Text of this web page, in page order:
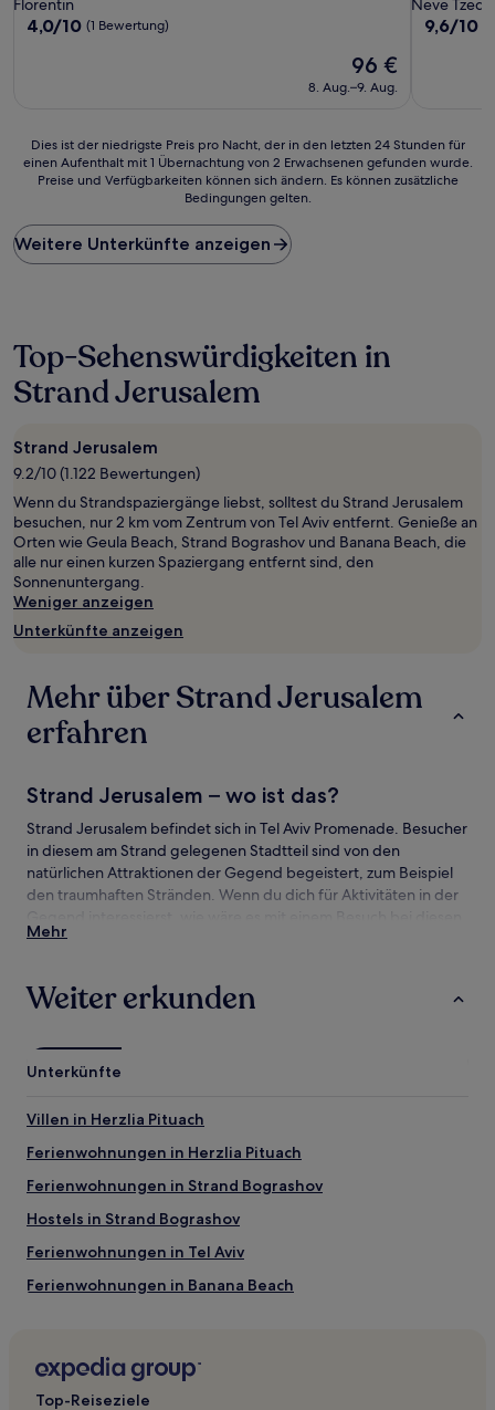
4.0
4,0/10 (1 Bewertung)
Der
Preis
beträgt
96 €
8. Aug.–9. Aug.
9.6
9,6/10
Dies
ist
Preis
pro
Nacht,
letzten
24 Stunden
für
einen
mit
1 Übernachtung
von
2 Erwachsenen
gefunden
wurde.
Preise
und
Verfügbarkeiten
können
sich
können
zusätzliche
Bedingungen
Dies ist der niedrigste Preis pro Nacht, der in den letzten 24 Stunden für
einen Aufenthalt mit 1 Übernachtung von 2 Erwachsenen gefunden wurde.
Preise und Verfügbarkeiten können sich ändern. Es können zusätzliche
Bedingungen gelten.
Weitere Unterkünfte anzeigen
Top-Sehenswürdigkeiten in
Strand Jerusalem
Strand Jerusalem
9.2/10 (1.122 Bewertungen)
Wenn du Strandspaziergänge liebst, solltest du Strand Jerusalem
besuchen, nur 2 km vom Zentrum von Tel Aviv entfernt. Genieße an
Orten wie Geula Beach, Strand Bograshov und Banana Beach, die
alle nur einen kurzen Spaziergang entfernt sind, den
Sonnenuntergang.
Weniger anzeigen
Unterkünfte anzeigen
Mehr über Strand Jerusalem
erfahren
Strand Jerusalem – wo ist das?
Strand Jerusalem befindet sich in Tel Aviv Promenade. Besucher
in diesem am Strand gelegenen Stadtteil sind von den
natürlichen Attraktionen der Gegend begeistert, zum Beispiel
den traumhaften Stränden. Wenn du dich für Aktivitäten in der
Attraktionen: Geula Beach und Strand Bograshov?
Sehenswürdigkeiten und Aktivitäten nahe
Strand Jerusalem
Sehenswürdigkeiten nahe Strand Jerusalem
Banana Beach
Frishman Beach
Dizengoff-Platz
Handwerksmesse von Nachlat Binyamin
Bauhaus-Zentrum Tel Aviv
Einkaufszentrum Dizengoff Center
Mehr
Weiter erkunden
Unterkünfte
Villen in Herzlia Pituach
Ferienwohnungen in Herzlia Pituach
Ferienwohnungen in Strand Bograshov
Hostels in Strand Bograshov
Ferienwohnungen in Tel Aviv
Ferienwohnungen in Banana Beach
Ferienwohnungen in Kerem HaTeimanim
Top-Reiseziele